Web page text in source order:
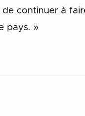
continuer à
pays. »